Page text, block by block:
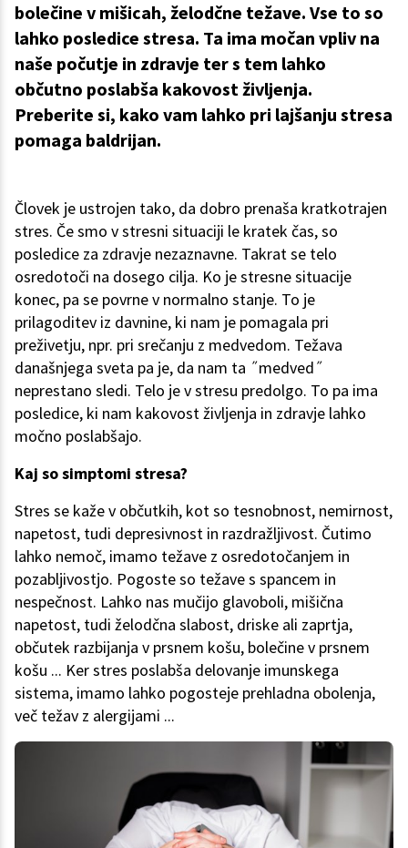
bolečine v mišicah, želodčne težave. Vse to so
lahko posledice stresa. Ta ima močan vpliv na
naše počutje in zdravje ter s tem lahko
občutno poslabša kakovost življenja.
Preberite si, kako vam lahko pri lajšanju stresa
pomaga baldrijan.
Človek je ustrojen tako, da dobro prenaša kratkotrajen
stres. Če smo v stresni situaciji le kratek čas, so
posledice za zdravje nezaznavne. Takrat se telo
osredotoči na dosego cilja. Ko je stresne situacije
konec, pa se povrne v normalno stanje. To je
prilagoditev iz davnine, ki nam je pomagala pri
preživetju, npr. pri srečanju z medvedom. Težava
današnjega sveta pa je, da nam ta ˝medved˝
neprestano sledi. Telo je v stresu predolgo. To pa ima
posledice, ki nam kakovost življenja in zdravje lahko
močno poslabšajo.
Kaj so simptomi stresa?
Stres se kaže v občutkih, kot so tesnobnost, nemirnost,
napetost, tudi depresivnost in razdražljivost. Čutimo
lahko nemoč, imamo težave z osredotočanjem in
pozabljivostjo. Pogoste so težave s spancem in
nespečnost. Lahko nas mučijo glavoboli, mišična
napetost, tudi želodčna slabost, driske ali zaprtja,
občutek razbijanja v prsnem košu, bolečine v prsnem
košu ... Ker stres poslabša delovanje imunskega
sistema, imamo lahko pogosteje prehladna obolenja,
več težav z alergijami ...